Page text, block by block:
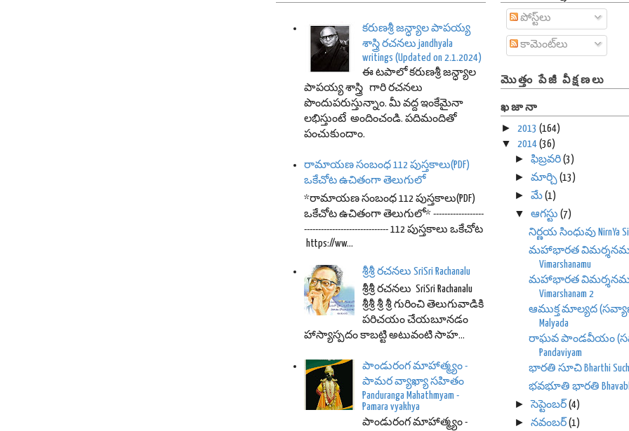
కరుణశ్రీ జన్ధ్యాల పాపయ్య
శాస్త్రి రచనలు jandhyala
writings (Updated on 2.1.2024)
ఈ టపాలో కరుణశ్రీ జన్ధ్యాల
పాపయ్య శాస్త్రి గారి రచనలు
పొందుపరుస్తున్నాం. మీ వద్ద ఇంకేమైనా
లభిస్తుంటే అందించండి. పదిమందితో
పంచుకుందాం.
రామాయణ సంబంధ 112 పుస్తకాలు(PDF)
ఒకేచోట ఉచితంగా తెలుగులో
*రామాయణ సంబంధ 112 పుస్తకాలు(PDF)
ఒకేచోట ఉచితంగా తెలుగులో* ------------------
------------------------------ 112 పుస్తకాలు ఒకేచోట
https://ww...
శ్రీశ్రీ రచనలు SriSri Rachanalu
శ్రీశ్రీ రచనలు SriSri Rachanalu
శ్రీశ్రీ శ్రీ శ్రీ గురించి తెలుగువాడికి
పరిచయం చేయబూనడం
హాస్యాస్పదం కాబట్టి అటువంటి సాహ...
పాండురంగ మాహాత్మ్యం -
పామర వ్యాఖ్యా సహితం
Panduranga Mahathmyam -
Pamara vyakhya
పాండురంగ మాహాత్మ్యం -
పోస్ట్‌లు
కామెంట్‌లు
మొత్తం పేజీ వీక్షణలు
ఖజానా
► 2013 (164)
▼ 2014 (36)
►ఫిబ్రవరి (3)
►మార్చి (13)
►మే (1)
▼ ఆగస్టు (7)
నిర్ణయ సింధువు NirnYa
మహాభారత విమర్శనము
Vimarshanamu
మహాభారత విమర్శనము 2
Vimarshanam 2
ఆముక్త మాల్యద
Malyada
రాఘవ పాండవీయం
Pandaviyam
భారతి సూచి Bharthi
భవభూతి భారతి
►సెప్టెంబర్ (4)
►నవంబర్ (1)